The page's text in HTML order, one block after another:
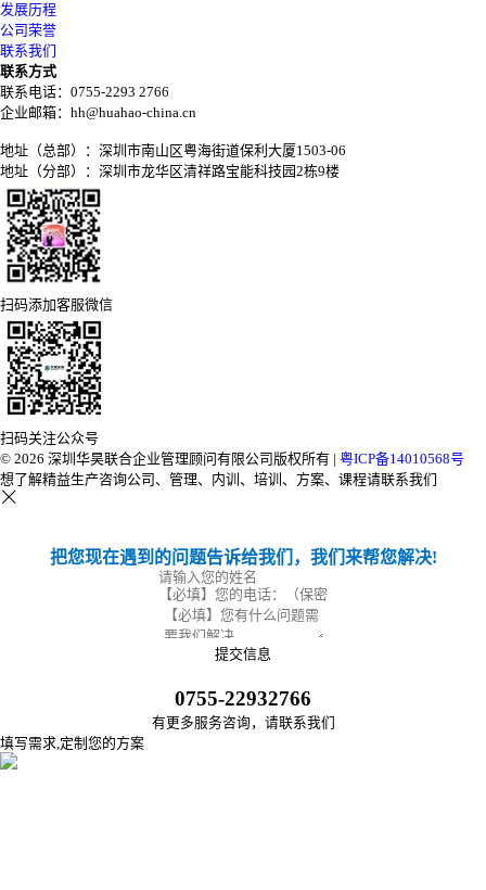
发展历程
公司荣誉
联系我们
联系方式
联系电话：0755-2293 2766
企业邮箱：hh@huahao-china.cn
地址（总部）：深圳市南山区粤海街道保利大厦1503-06
地址（分部）：深圳市龙华区清祥路宝能科技园2栋9楼
扫码添加客服微信
扫码关注公众号
© 2026 深圳华昊联合企业管理顾问有限公司版权所有 | 粤ICP备14010568号
想了解精益生产咨询公司、管理、内训、培训、方案、课程请联系我们
把您现在遇到的问题告诉给我们，我们来帮您解决!
0755-22932766
有更多服务咨询，请联系我们
填写需求,定制您的方案